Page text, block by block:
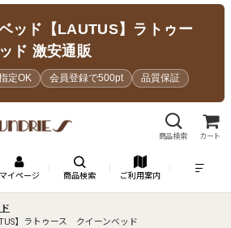
ッド【LAUTUS】ラトゥー
ド 激安通販
定OK 会員登録で500pt 品質保証
商品検索 カート
マイページ 商品検索 ご利用案内
】ラトゥース クイーンベッド